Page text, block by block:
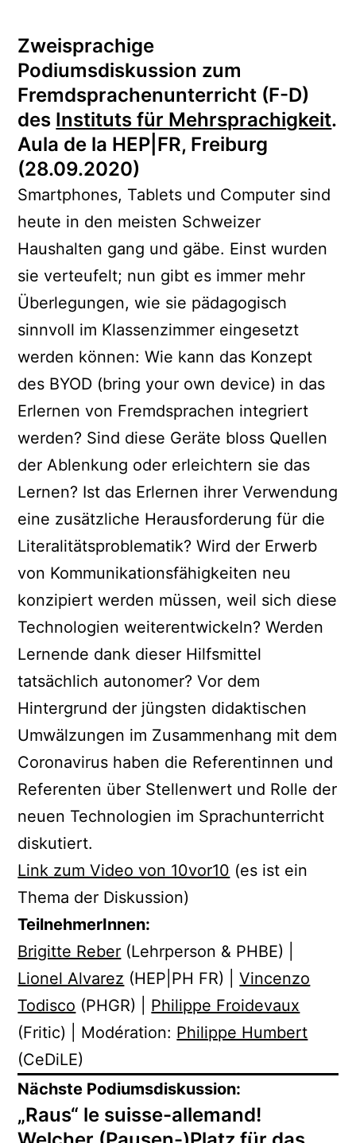
Zweisprachige
Podiumsdiskussion zum
Fremdsprachenunterricht (F-D)
des Instituts für Mehrsprachigkeit.
Aula de la HEP|FR, Freiburg
(28.09.2020)
Smartphones, Tablets und Computer sind
heute in den meisten Schweizer
Haushalten gang und gäbe. Einst wurden
sie verteufelt; nun gibt es immer mehr
Überlegungen, wie sie pädagogisch
sinnvoll im Klassenzimmer eingesetzt
werden können: Wie kann das Konzept
des BYOD (bring your own device) in das
Erlernen von Fremdsprachen integriert
werden? Sind diese Geräte bloss Quellen
der Ablenkung oder erleichtern sie das
Lernen? Ist das Erlernen ihrer Verwendung
eine zusätzliche Herausforderung für die
Literalitätsproblematik? Wird der Erwerb
von Kommunikationsfähigkeiten neu
konzipiert werden müssen, weil sich diese
Technologien weiterentwickeln? Werden
Lernende dank dieser Hilfsmittel
tatsächlich autonomer? Vor dem
Hintergrund der jüngsten didaktischen
Umwälzungen im Zusammenhang mit dem
Coronavirus haben die Referentinnen und
Referenten über Stellenwert und Rolle der
neuen Technologien im Sprachunterricht
diskutiert.
Link zum Video von 10vor10 (es ist ein
Thema der Diskussion)
TeilnehmerInnen:
Brigitte Reber (Lehrperson & PHBE) |
Lionel Alvarez (HEP|PH FR) |Vincenzo
Todisco (PHGR) | Philippe Froidevaux
(Fritic) | Modération: Philippe Humbert
(CeDiLE)
Nächste Podiumsdiskussion:
„Raus“ le suisse-allemand!